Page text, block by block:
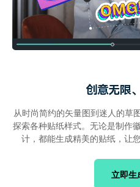
创意无限
从时尚简约的矢量图到迷人的草
探索各种贴纸样式。无论是制作
计，都能生成精美的贴纸，让
立即生